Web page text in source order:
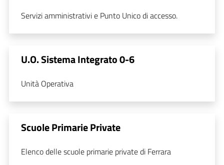
Servizi amministrativi e Punto Unico di accesso.
U.O. Sistema Integrato 0-6
Unità Operativa
Scuole Primarie Private
Elenco delle scuole primarie private di Ferrara